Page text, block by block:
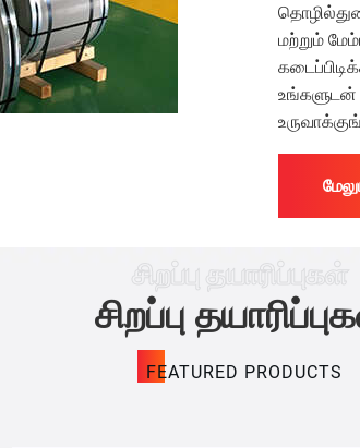
மற்றும்
உங்களுடன்
சிறப்பு
சிறப்பு தயாரிப்புகள்
FEATURED PRODUCTS